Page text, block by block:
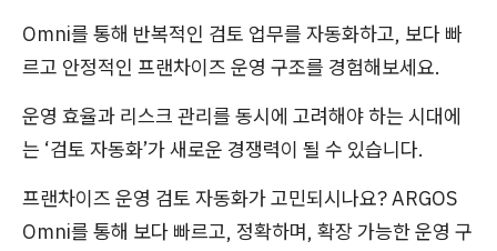
Omni를 통해 반복적인 검토 업무를 자동화하고, 보다 빠
르고 안정적인 프랜차이즈 운영 구조를 경험해보세요.
운영 효율과 리스크 관리를 동시에 고려해야 하는 시대에
는 ‘검토 자동화’가 새로운 경쟁력이 될 수 있습니다.
프랜차이즈 운영 검토 자동화가 고민되시나요? ARGOS
Omni를 통해 보다 빠르고, 정확하며, 확장 가능한 운영 구